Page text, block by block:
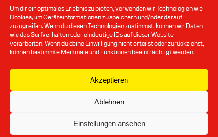
Um dir ein optimales Erlebnis zu bieten, verwenden wir Technologien wie
Cookies, um Geräteinformationen zu speichern und/oder darauf
zuzugreifen. Wenn du diesen Technologien zustimmst, können wir Daten
wie das Surfverhalten oder eindeutige IDs auf dieser Website
verarbeiten. Wenn du deine Einwilligung nicht erteilst oder zurückziehst,
können bestimmte Merkmale und Funktionen beeinträchtigt werden.
Akzeptieren
Ablehnen
Einstellungen ansehen